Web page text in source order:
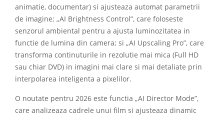
animatie, documentar) si ajusteaza automat parametrii
de imagine; „AI Brightness Control”, care foloseste
senzorul ambiental pentru a ajusta luminozitatea in
functie de lumina din camera; si „AI Upscaling Pro”, care
transforma continuturile in rezolutie mai mica (Full HD
sau chiar DVD) in imagini mai clare si mai detaliate prin
interpolarea inteligenta a pixelilor.
O noutate pentru 2026 este functia „AI Director Mode”,
care analizeaza cadrele unui film si ajusteaza dinamic